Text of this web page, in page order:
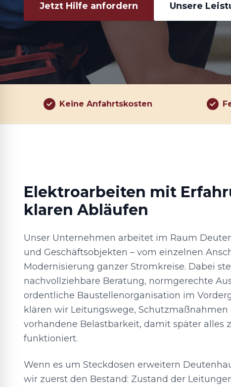
Jetzt Hilfe anfordern Unsere
Keine Anfahrtskosten
Elektroarbeiten mit
klaren Abläufen
Unser Unternehmen arbeitet im Raum
und Geschäftsobjekten – vom einzelnen
Modernisierung ganzer Stromkreise. Dabei
nachvollziehbare Beratung, normgerechte
ordentliche Baustellenorganisation im
klären wir Leitungswege, Schutzmaßnahmen
vorhandene Belastbarkeit, damit später alles
funktioniert.
Wenn es um Steckdosen erweitern
wir zuerst den Bestand: Zustand der